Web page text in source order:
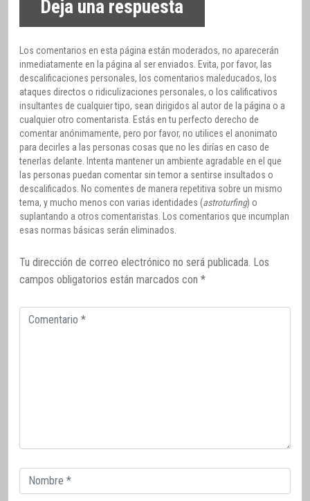
Deja una respuesta
Los comentarios en esta página están moderados, no aparecerán
inmediatamente en la página al ser enviados. Evita, por favor, las
descalificaciones personales, los comentarios maleducados, los
ataques directos o ridiculizaciones personales, o los calificativos
insultantes de cualquier tipo, sean dirigidos al autor de la página o a
cualquier otro comentarista. Estás en tu perfecto derecho de
comentar anónimamente, pero por favor, no utilices el anonimato
para decirles a las personas cosas que no les dirías en caso de
tenerlas delante. Intenta mantener un ambiente agradable en el que
las personas puedan comentar sin temor a sentirse insultados o
descalificados. No comentes de manera repetitiva sobre un mismo
tema, y mucho menos con varias identidades (astroturfing) o
suplantando a otros comentaristas. Los comentarios que incumplan
esas normas básicas serán eliminados.
Tu dirección de correo electrónico no será publicada. Los
campos obligatorios están marcados con *
Comentario
Correo
electrónico